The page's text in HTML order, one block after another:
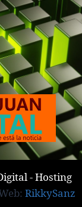
- Hosting
RikkySanz